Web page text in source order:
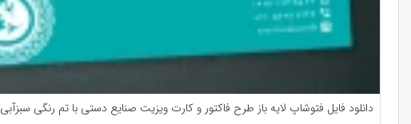
دانلود فایل فتوشاپ لایه باز طرح فاکتور و کارت ویزیت صنایع دستی با تم رنگی سبزآبی